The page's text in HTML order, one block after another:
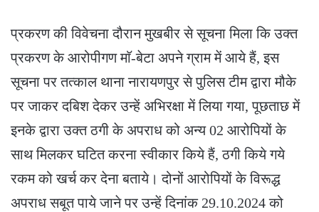
प्रकरण की विवेचना दौरान मुखबीर से सूचना मिला कि उक्त
प्रकरण के आरोपीगण माॅ-बेटा अपने ग्राम में आये हैं, इस
सूचना पर तत्काल थाना नारायणपुर से पुलिस टीम द्वारा मौके
पर जाकर दबिश देकर उन्हें अभिरक्षा में लिया गया, पूछताछ में
इनके द्वारा उक्त ठगी के अपराध को अन्य 02 आरोपियों के
साथ मिलकर घटित करना स्वीकार किये हैं, ठगी किये गये
रकम को खर्च कर देना बताये। दोनों आरोपियों के विरूद्ध
अपराध सबूत पाये जाने पर उन्हें दिनांक 29.10.2024 को